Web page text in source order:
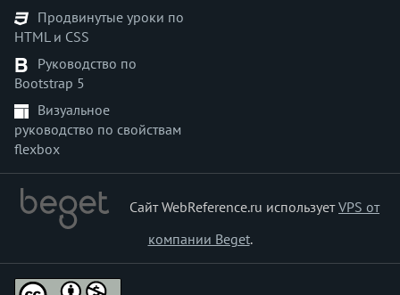
Продвинутые уроки по
HTML и CSS
Руководство по
Bootstrap 5
Визуальное
руководство по свойствам
flexbox
Сайт WebReference.ru используетVPS от
компании Beget.